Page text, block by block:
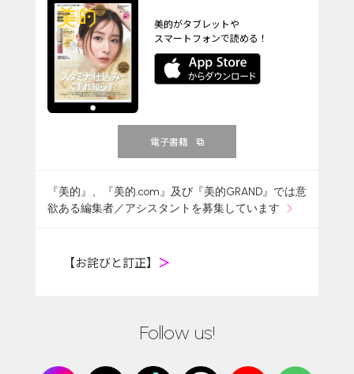
美的がタブレットや
スマートフォンで読める！
電子書籍
『美的』、『美的.com』及び『美的GRAND』では意
欲ある編集者／アシスタントを募集しています
【お詫びと訂正】 ＞
Follow us!